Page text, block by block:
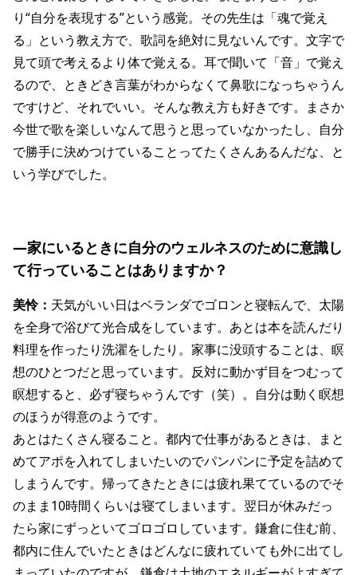
り“自分を表現する”という感覚。その先生は「魂で覚え
る」という教え方で、歌詞を絶対に見ないんです。文字で
見て頭で考えるより体で覚える。耳で聞いて「音」で覚え
るので、ときどき言葉がわからなくて鼻歌になっちゃうん
ですけど、それでいい。そんな教え方も好きです。まさか
今世で歌を楽しいなんて思うと思っていなかったし、自分
で勝手に決めつけていることってたくさんあるんだな、と
いう学びでした。
―家にいるときに自分のウェルネスのために意識し
て行っていることはありますか？
美怜： 天気がいい日はベランダでゴロンと寝転んで、太陽
を全身で浴びて光合成をしています。あとは本を読んだり
料理を作ったり洗濯をしたり。家事に没頭することは、瞑
想のひとつだと思っています。反対に動かず目をつむって
瞑想すると、必ず寝ちゃうんです（笑）。自分は動く瞑想
のほうが得意のようです。
あとはたくさん寝ること。都内で仕事があるときは、まと
めてアポを入れてしまいたいのでパンパンに予定を詰めて
しまうんです。帰ってきたときには疲れ果てているのでそ
のまま10時間くらいは寝てしまいます。翌日が休みだっ
たら家にずっといてゴロゴロしています。鎌倉に住む前、
都内に住んでいたときはどんなに疲れていても外に出てし